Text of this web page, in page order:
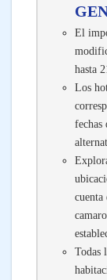
El
hasta
Los
fechas
cuenta
Todas